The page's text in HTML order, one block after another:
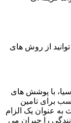
از روش های
با پوشش های
برای تامین
عنوان یک الزام
را جبران می